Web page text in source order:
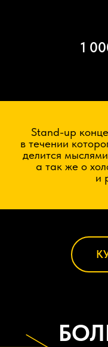
1
Stand-up
в течении
делится
а так же о
и